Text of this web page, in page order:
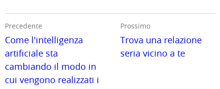
Precedente
Come l'intelligenza
artificiale sta
cambiando il modo in
cui vengono realizzati i
Prossimo
Trova una relazione
seria vicino a te